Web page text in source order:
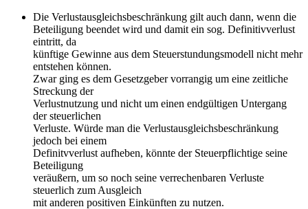
Die Verlustausgleichsbeschränkung gilt auch dann, wenn die
Beteiligung beendet wird und damit ein sog. Definitivverlust
eintritt, da
künftige Gewinne aus dem Steuerstundungsmodell nicht mehr
entstehen können.
Zwar ging es dem Gesetzgeber vorrangig um eine zeitliche
Streckung der
Verlustnutzung und nicht um einen endgültigen Untergang
der steuerlichen
Verluste. Würde man die Verlustausgleichsbeschränkung
jedoch bei einem
Definitvverlust aufheben, könnte der Steuerpflichtige seine
Beteiligung
veräußern, um so noch seine verrechenbaren Verluste
steuerlich zum Ausgleich
mit anderen positiven Einkünften zu nutzen.